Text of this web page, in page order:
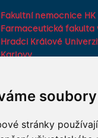
stránky
Fakultní nemocnice HK
Farmaceutická fakulta
Hradci Králové
Karlovy
Studentské spolky na
fakult ČR